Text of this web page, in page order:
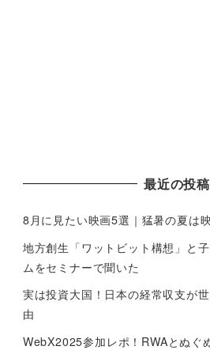
最近の投稿
8月に見たい映画5選｜猛暑の夏は
地方創生「ワットビット構想」と
ムをセミナーで聞いた
実は投資大国！日本の経常収支が
由
WebX2025参加レポ！RWAとぬぐ